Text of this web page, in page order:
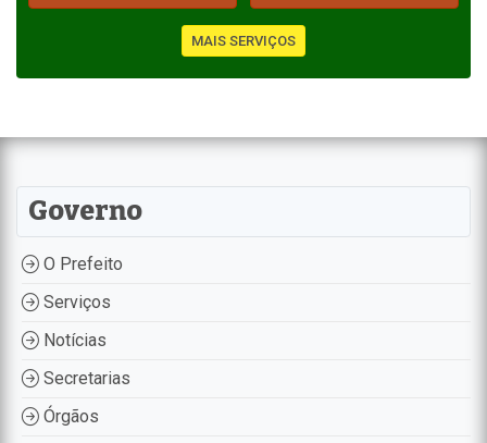
MAIS SERVIÇOS
Governo
O Prefeito
Serviços
Notícias
Secretarias
Órgãos